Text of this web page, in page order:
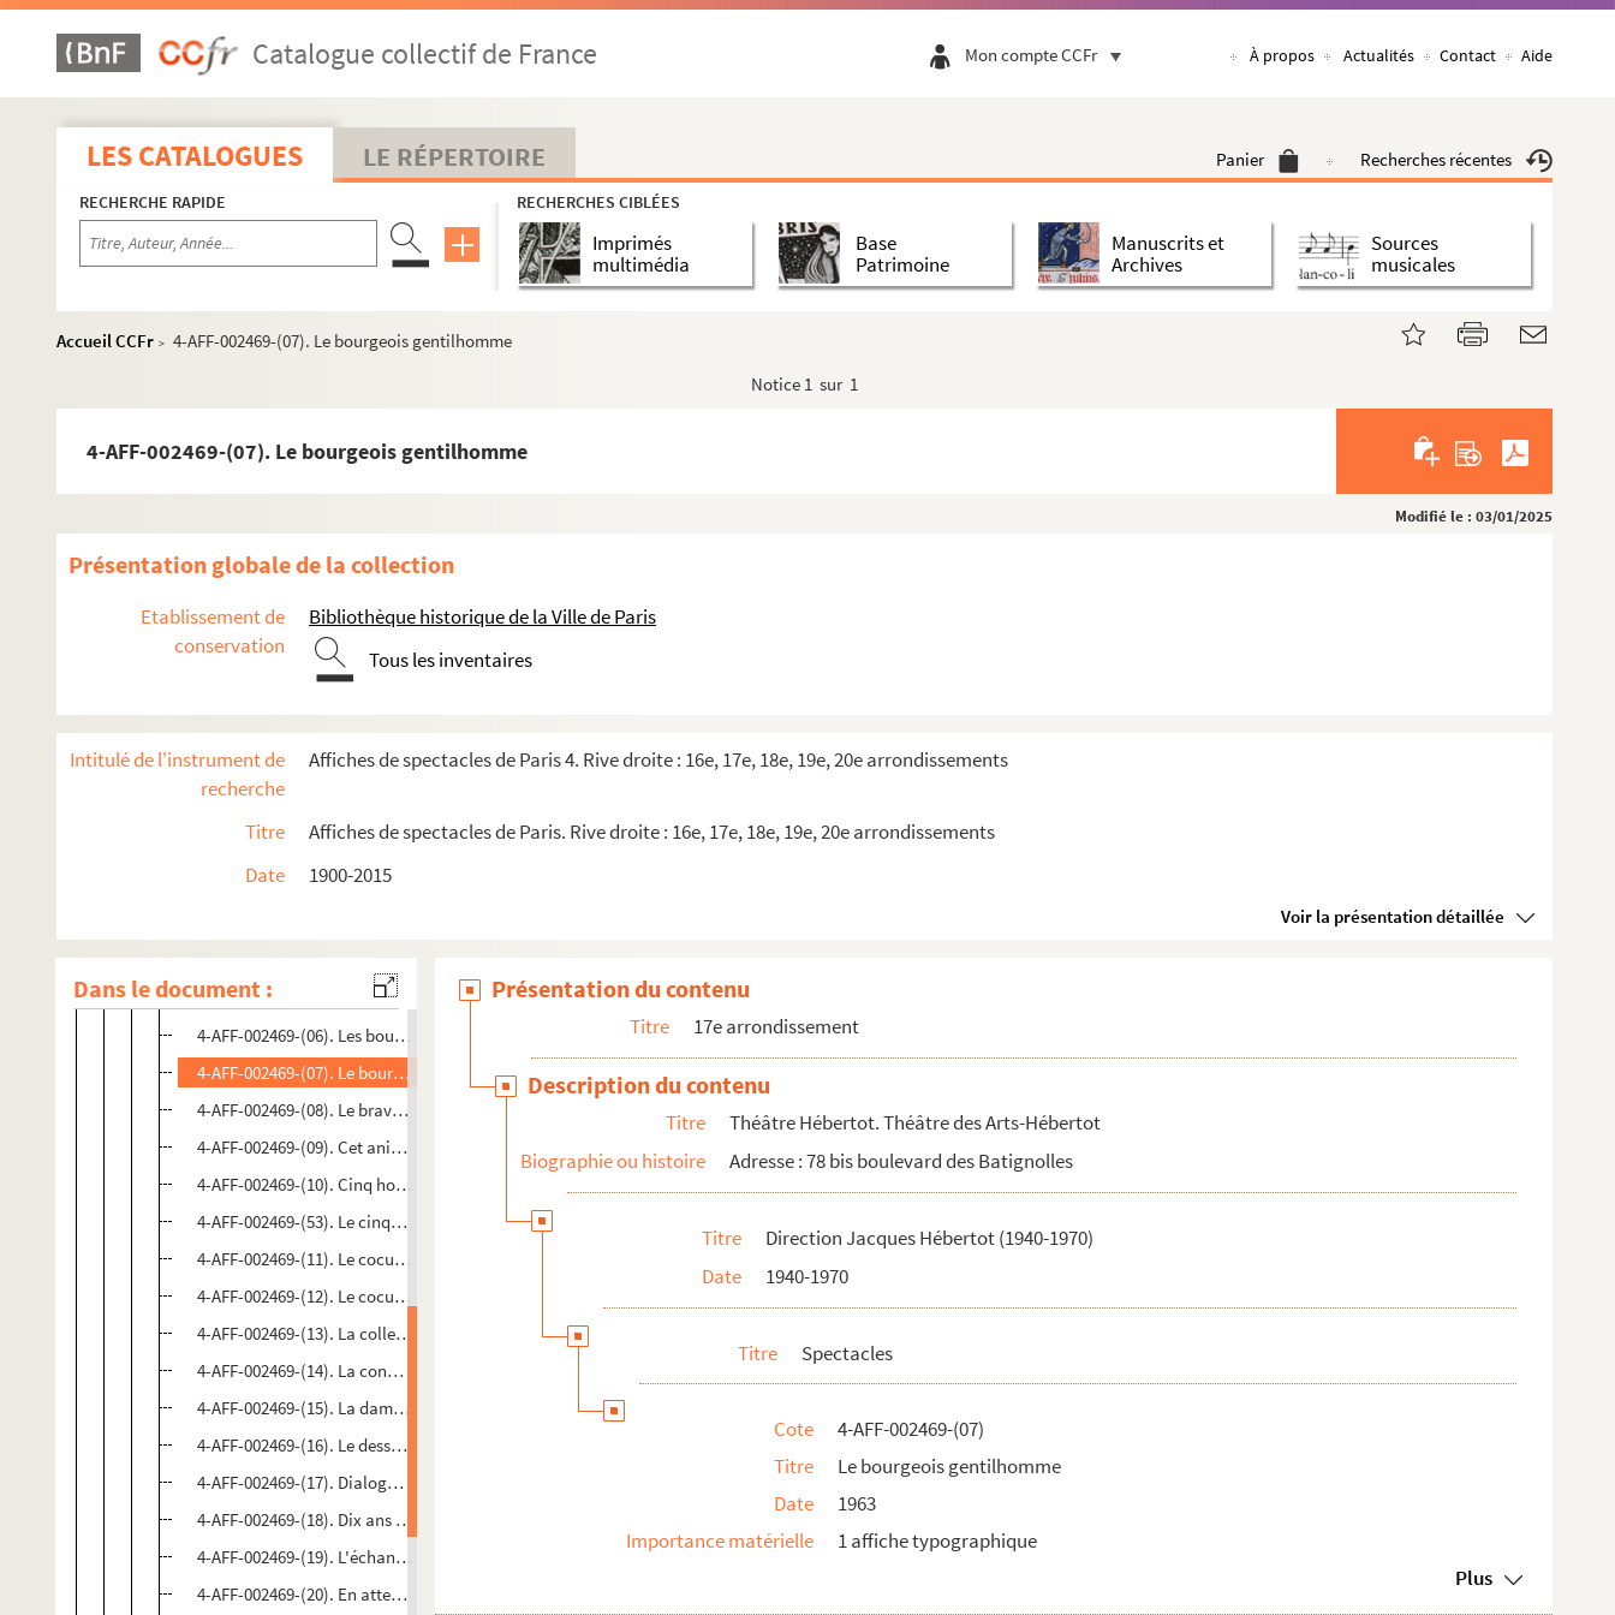
Catalogue collectif de France Mon compte CCFr À propos Actualités Contact Aide
LES CATALOGUES LE RÉPERTOIRE Panier Recherches récentes
RECHERCHE RAPIDE RECHERCHES CIBLÉES
Imprimés
multimédia
Base
Patrimoine
Manuscrits et
Archives
Sources
musicales
Accueil CCFr > 4-AFF-002469-(07). Le bourgeois gentilhomme
Notice 1 sur 1
4-AFF-002469-(07). Le bourgeois gentilhomme
Modifié le : 03/01/2025
Présentation globale de la collection
Etablissement de
conservation
Bibliothèque historique de la Ville de Paris
Tous les inventaires
Intitulé de l'instrument de
recherche
Affiches de spectacles de Paris 4. Rive droite : 16e, 17e, 18e, 19e, 20e arrondissements
Titre
Affiches de spectacles de Paris. Rive droite : 16e, 17e, 18e, 19e, 20e arrondissements
Date
1900-2015
Voir la présentation détaillée
Dans le document :
Campus de Malesherbes
Centre d'animation La Jonquière
Comédie-Wagram
Concert européen
Église protestante unie de l'Étoile
L'Européen
Interclub 17
Palais des Congrès
Salle du Chalet
Salle Cortot
Studio Hébertot. Petit Hébertot
Le tempo 17
Théâtre des Arts
Théâtre des Batignolles
Théâtre de l'Empire
Théâtre de l'Etoile
Théâtre des Folies-Wagram
Théâtre Hébertot. Théâtre des Arts-Hébertot
Direction Jacques Hébertot (1940-1970)
4-AFF-002469-(01). Anna Kleiber ; Le signe du feu
4-AFF-002469-(02). Au-delà du mur
4-AFF-002469-(04). La belle dame sans merci
4-AFF-002469-(05). Bienheureux les violents
4-AFF-002469-(06). Les bouquinistes
4-AFF-002469-(07). Le bourgeois gentilhomme
4-AFF-002469-(08). Le brave soldat Sveik
4-AFF-002469-(09). Cet animal étrange
4-AFF-002469-(10). Cinq hommes et un pain
4-AFF-002469-(53). Le cinquième cavalier
4-AFF-002469-(11). Le cocu magnifique
4-AFF-002469-(12). Le cocu magnifique ; Caligula
4-AFF-002469-(13). La collection ; L'amant
4-AFF-002469-(14). La condition humaine
4-AFF-002469-(15). La dame aux camélias
4-AFF-002469-(16). Le dessous des cartes
4-AFF-002469-(17). Dialogue des carmélites
4-AFF-002469-(18). Dix ans ou dix minutes
4-AFF-002469-(19). L'échange
4-AFF-002469-(20). En attendant Godot
Présentation du contenu
Titre 17e arrondissement
Description du contenu
Titre
Théâtre Hébertot. Théâtre des Arts-Hébertot
Biographie ou histoire
Adresse : 78 bis boulevard des Batignolles
Titre
Direction Jacques Hébertot (1940-1970)
Date
1940-1970
Titre Spectacles
Cote
4-AFF-002469-(07)
Titre
Le bourgeois gentilhomme
Date
1963
Importance matérielle
1 affiche typographique
Plus